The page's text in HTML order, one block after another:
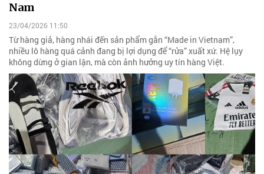
Nam
23/04/2026 11:50
Từ hàng giả, hàng nhái đến sản phẩm gắn “Made in Vietnam”,
nhiều lô hàng quá cảnh đang bị lợi dụng để “rửa” xuất xứ. Hệ lụy
không dừng ở gian lận, mà còn ảnh hưởng uy tín hàng Việt.